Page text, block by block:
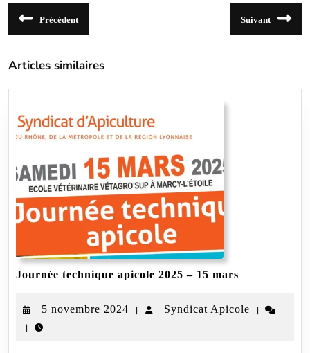
Navigation
de
Précédent
précédent
Suivant
suivant
Articles similaires
Journée technique apicole 2025 – 15 mars
2025
5 novembre 2024
5| Syndicat Apicole
Syndicat
|
|